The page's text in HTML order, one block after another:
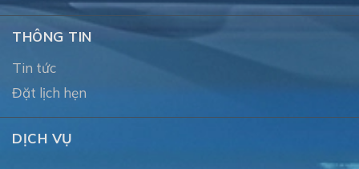
THÔNG TIN
Tin tức
Đặt lịch hẹn
DỊCH VỤ